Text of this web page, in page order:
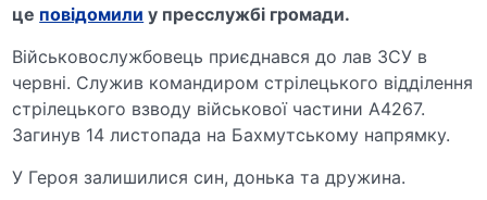
це повідомили у пресслужбі громади.
Військовослужбовець приєднався до лав ЗСУ в
червні. Служив командиром стрілецького відділення
стрілецького взводу військової частини А4267.
Загинув 14 листопада на Бахмутському напрямку.
У Героя залишилися син, донька та дружина.